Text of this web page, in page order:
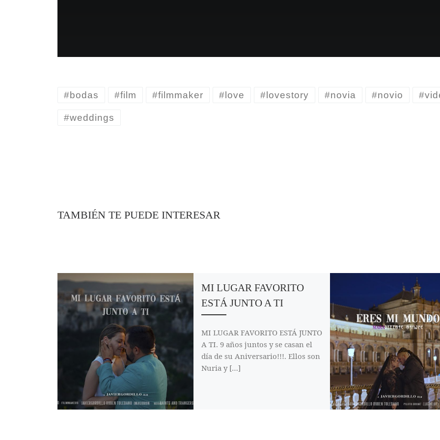
#bodas #film #filmmaker #love #lovestory #novia #novio
#weddings
TAMBIÉN TE PUEDE INTERESAR
MI LUGAR FAVORITO
ESTÁ JUNTO A TI
MI LUGAR FAVORITO ESTÁ JUNTO
A TI. 9 años juntos y se casan el
día de su Aniversario!!!. Ellos son
Nuria y […]